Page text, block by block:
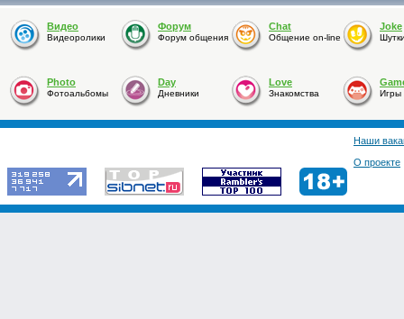
Видео
Видеоролики
Форум
Форум общения
Chat
Общение on-line
Joke
Photo
Фотоальбомы
Day
Дневники
Love
Знакомства Игры
Наши
О проекте